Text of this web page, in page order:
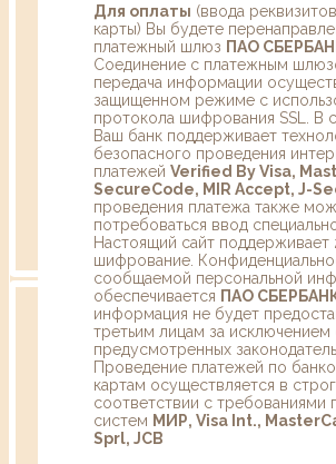
Для оплаты (ввода
карты) Вы будете
платежный шлюз ПАО
Соединение с платежным
передача информации
защищенном режиме с
протокола шифрования SSL. В
Ваш банк поддерживает
безопасного проведения
платежей Verified By Visa,
SecureCode, MIR Accept, J-
проведения платежа также
потребоваться ввод
Настоящий сайт поддерживает
шифрование.
сообщаемой персональной
обеспечивается ПАО
информация не будет
третьим лицам за исключением
предусмотренных
Проведение платежей по
картам осуществляется в
соответствии с требованиями
систем МИР, Visa Int.,
Sprl, JCB